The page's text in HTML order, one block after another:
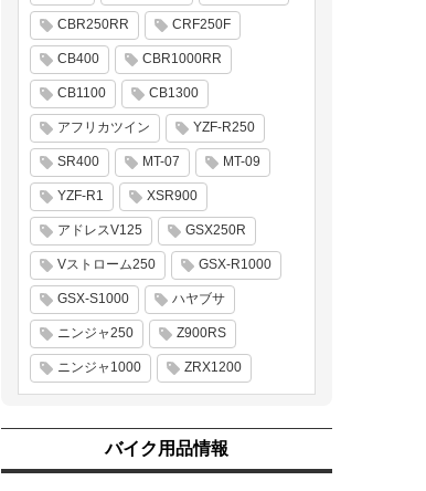
CBR250RR CRF250F
CB400 CBR1000RR
CB1100 CB1300
アフリカツイン YZF-R250
SR400 MT-07 MT-09
YZF-R1 XSR900
アドレスV125 GSX250R
Vストローム250 GSX-R1000
GSX-S1000 ハヤブサ
ニンジャ250 Z900RS
ニンジャ1000 ZRX1200
バイク用品情報